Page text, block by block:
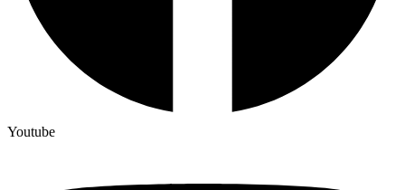
Youtube